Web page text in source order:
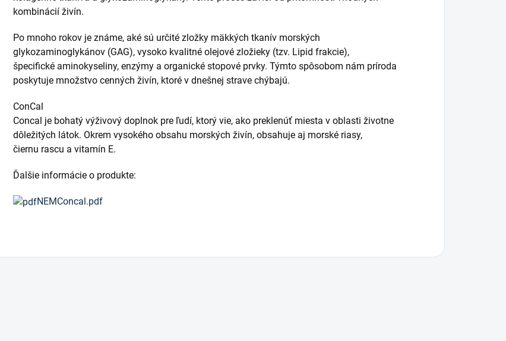
kombinácií živín.
Po mnoho rokov je známe, aké sú určité zložky mäkkých tkanív morských
glykozaminoglykánov (GAG), vysoko kvalitné olejové zložieky (tzv. Lipid frakcie),
špecifické aminokyseliny, enzýmy a organické stopové prvky. Týmto spôsobom nám príroda
poskytuje množstvo cenných živín, ktoré v dnešnej strave chýbajú.
ConCal
Concal je bohatý výživový doplnok pre ľudí, ktorý vie, ako preklenúť miesta v oblasti životne
dôležitých látok. Okrem vysokého obsahu morských živín, obsahuje aj morské riasy,
čiernu rascu a vitamín E.
Ďalšie informácie o produkte:
NEMConcal.pdf